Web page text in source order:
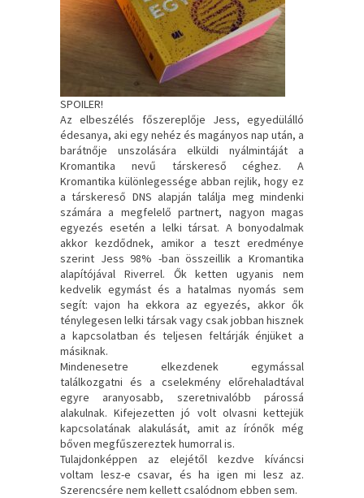
SPOILER!
Az elbeszélés főszereplője Jess, egyedülálló
édesanya, aki egy nehéz és magányos nap után, a
barátnője unszolására elküldi nyálmintáját a
Kromantika nevű társkereső céghez. A
Kromantika különlegessége abban rejlik, hogy ez
a társkereső DNS alapján találja meg mindenki
számára a megfelelő partnert, nagyon magas
egyezés esetén a lelki társat. A bonyodalmak
akkor kezdődnek, amikor a teszt eredménye
szerint Jess 98% -ban összeillik a Kromantika
alapítójával Riverrel. Ők ketten ugyanis nem
kedvelik egymást és a hatalmas nyomás sem
segít: vajon ha ekkora az egyezés, akkor ők
ténylegesen lelki társak vagy csak jobban hisznek
a kapcsolatban és teljesen feltárják énjüket a
másiknak.
Mindenesetre elkezdenek egymással
találkozgatni és a cselekmény előrehaladtával
egyre aranyosabb, szeretnivalóbb párossá
alakulnak. Kifejezetten jó volt olvasni kettejük
kapcsolatának alakulását, amit az írónők még
bőven megfűszereztek humorral is.
Tulajdonképpen az elejétől kezdve kíváncsi
voltam lesz-e csavar, és ha igen mi lesz az.
Szerencsére nem kellett csalódnom ebben sem.